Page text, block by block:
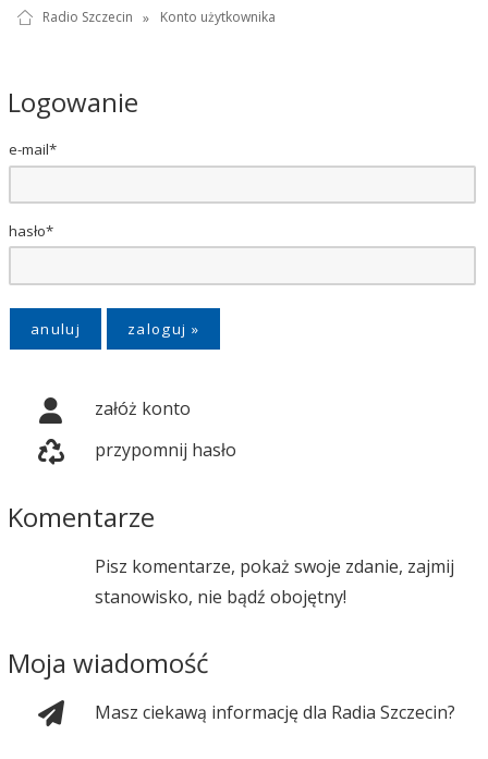
Radio Szczecin » Konto użytkownika
Logowanie
e-mail*
hasło*
anuluj
załóż konto
przypomnij hasło
Komentarze
Pisz komentarze, pokaż swoje zdanie, zajmij
stanowisko, nie bądź obojętny!
Moja wiadomość
Masz ciekawą informację dla Radia Szczecin?